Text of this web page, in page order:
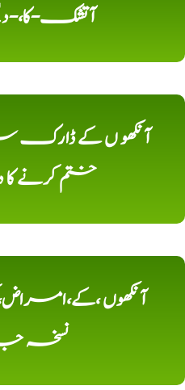
آتشک-کا،-
آنکھو ں کے ڈارک
ختم کرنے کا
آنکھوں
نسخہ